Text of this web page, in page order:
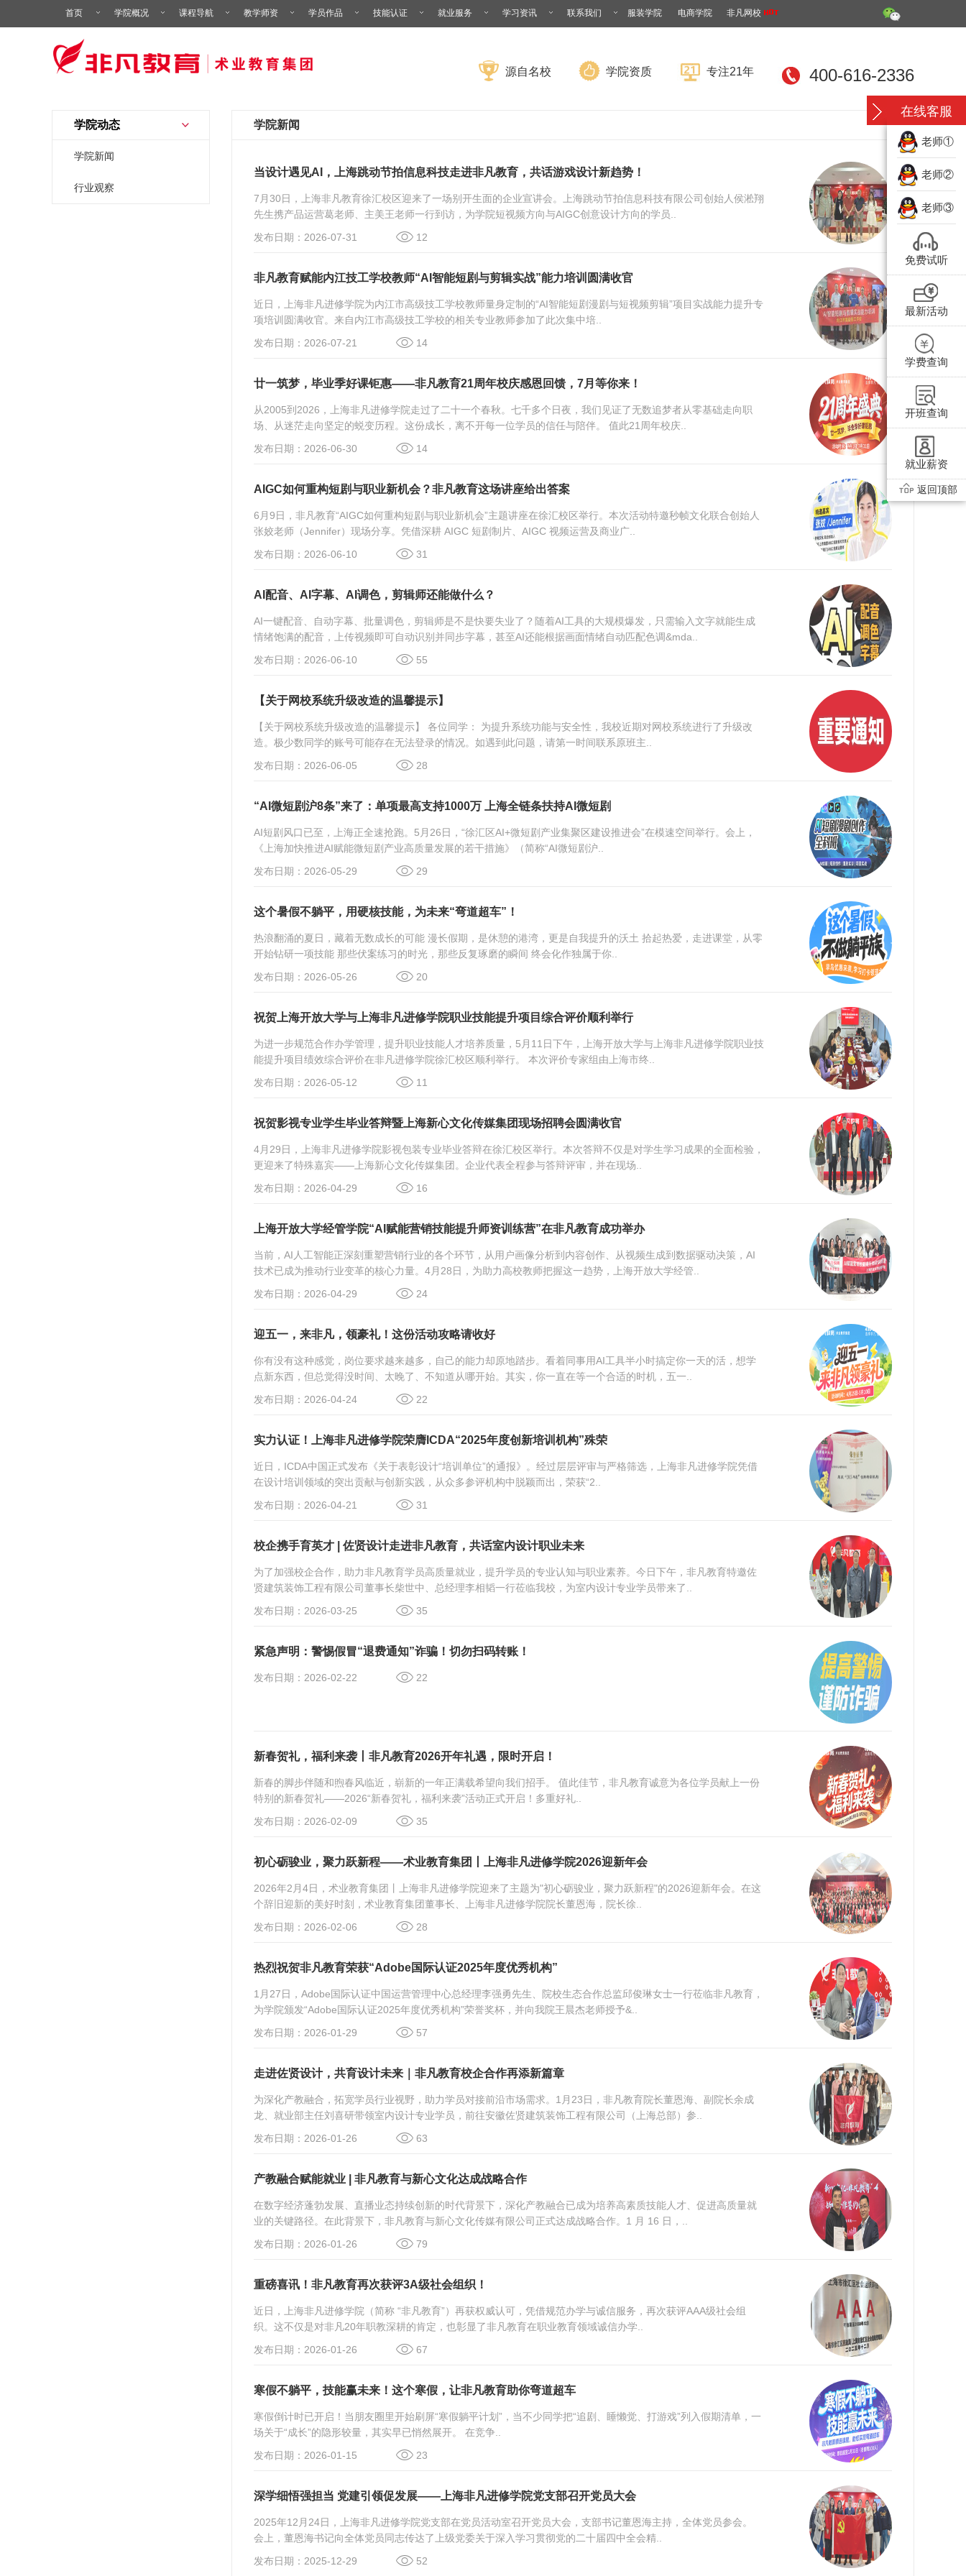
首页 学院概况 课程导航 教学师资 学员作品 技能认证 就业服务 学习资讯 联系我们 服装学院 电商学院 非凡网校
源自名校 学院资质 专注21年 400-616-2336
学院动态
学院新闻
行业观察
学院新闻
当设计遇见AI，上海跳动节拍信息科技走进非凡教育，共话游戏设计新趋势！
7月30日，上海非凡教育徐汇校区迎来了一场别开生面的企业宣讲会。上海跳动节拍信息科技有限公司创始人侯淞翔
先生携产品运营葛老师、主美王老师一行到访，为学院短视频方向与AIGC创意设计方向的学员..
发布日期：2026-07-31
12
非凡教育赋能内江技工学校教师“AI智能短剧与剪辑实战”能力培训圆满收官
近日，上海非凡进修学院为内江市高级技工学校教师量身定制的“AI智能短剧漫剧与短视频剪辑”项目实战能力提升专
项培训圆满收官。来自内江市高级技工学校的相关专业教师参加了此次集中培..
发布日期：2026-07-21
14
廿一筑梦，毕业季好课钜惠——非凡教育21周年校庆感恩回馈，7月等你来！
从2005到2026，上海非凡进修学院走过了二十一个春秋。七千多个日夜，我们见证了无数追梦者从零基础走向职
场、从迷茫走向坚定的蜕变历程。这份成长，离不开每一位学员的信任与陪伴。 值此21周年校庆..
发布日期：2026-06-30
14
AIGC如何重构短剧与职业新机会？非凡教育这场讲座给出答案
6月9日，非凡教育“AIGC如何重构短剧与职业新机会”主题讲座在徐汇校区举行。本次活动特邀秒帧文化联合创始人
张姣老师（Jennifer）现场分享。凭借深耕 AIGC 短剧制片、AIGC 视频运营及商业广..
发布日期：2026-06-10
31
AI配音、AI字幕、AI调色，剪辑师还能做什么？
AI一键配音、自动字幕、批量调色，剪辑师是不是快要失业了？随着AI工具的大规模爆发，只需输入文字就能生成
情绪饱满的配音，上传视频即可自动识别并同步字幕，甚至AI还能根据画面情绪自动匹配色调&mda..
发布日期：2026-06-10
55
【关于网校系统升级改造的温馨提示】
【关于网校系统升级改造的温馨提示】 各位同学： 为提升系统功能与安全性，我校近期对网校系统进行了升级改
造。极少数同学的账号可能存在无法登录的情况。如遇到此问题，请第一时间联系原班主..
发布日期：2026-06-05
28
“AI微短剧沪8条”来了：单项最高支持1000万 上海全链条扶持AI微短剧
AI短剧风口已至，上海正全速抢跑。5月26日，“徐汇区AI+微短剧产业集聚区建设推进会”在模速空间举行。会上，
《上海加快推进AI赋能微短剧产业高质量发展的若干措施》（简称“AI微短剧沪..
发布日期：2026-05-29
29
这个暑假不躺平，用硬核技能，为未来“弯道超车”！
热浪翻涌的夏日，藏着无数成长的可能 漫长假期，是休憩的港湾，更是自我提升的沃土 拾起热爱，走进课堂，从零
开始钻研一项技能 那些伏案练习的时光，那些反复琢磨的瞬间 终会化作独属于你..
发布日期：2026-05-26
20
祝贺上海开放大学与上海非凡进修学院职业技能提升项目综合评价顺利举行
为进一步规范合作办学管理，提升职业技能人才培养质量，5月11日下午，上海开放大学与上海非凡进修学院职业技
能提升项目绩效综合评价在非凡进修学院徐汇校区顺利举行。 本次评价专家组由上海市终..
发布日期：2026-05-12
11
祝贺影视专业学生毕业答辩暨上海新心文化传媒集团现场招聘会圆满收官
4月29日，上海非凡进修学院影视包装专业毕业答辩在徐汇校区举行。本次答辩不仅是对学生学习成果的全面检验，
更迎来了特殊嘉宾——上海新心文化传媒集团。企业代表全程参与答辩评审，并在现场..
发布日期：2026-04-29
16
上海开放大学经管学院“AI赋能营销技能提升师资训练营”在非凡教育成功举办
当前，AI人工智能正深刻重塑营销行业的各个环节，从用户画像分析到内容创作、从视频生成到数据驱动决策，AI
技术已成为推动行业变革的核心力量。4月28日，为助力高校教师把握这一趋势，上海开放大学经管..
发布日期：2026-04-29
24
迎五一，来非凡，领豪礼！这份活动攻略请收好
你有没有这种感觉，岗位要求越来越多，自己的能力却原地踏步。看着同事用AI工具半小时搞定你一天的活，想学
点新东西，但总觉得没时间、太晚了、不知道从哪开始。其实，你一直在等一个合适的时机，五一..
发布日期：2026-04-24
22
实力认证！上海非凡进修学院荣膺ICDA“2025年度创新培训机构”殊荣
近日，ICDA中国正式发布《关于表彰设计“培训单位”的通报》。经过层层评审与严格筛选，上海非凡进修学院凭借
在设计培训领域的突出贡献与创新实践，从众多参评机构中脱颖而出，荣获“2..
发布日期：2026-04-21
31
校企携手育英才 | 佐贤设计走进非凡教育，共话室内设计职业未来
为了加强校企合作，助力非凡教育学员高质量就业，提升学员的专业认知与职业素养。今日下午，非凡教育特邀佐
贤建筑装饰工程有限公司董事长柴世中、总经理李相韬一行莅临我校，为室内设计专业学员带来了..
发布日期：2026-03-25
35
紧急声明：警惕假冒“退费通知”诈骗！切勿扫码转账！
发布日期：2026-02-22 22
新春贺礼，福利来袭丨非凡教育2026开年礼遇，限时开启！
新春的脚步伴随和煦春风临近，崭新的一年正满载希望向我们招手。 值此佳节，非凡教育诚意为各位学员献上一份
特别的新春贺礼——2026“新春贺礼，福利来袭”活动正式开启！多重好礼..
发布日期：2026-02-09
35
初心砺骏业，聚力跃新程——术业教育集团丨上海非凡进修学院2026迎新年会
2026年2月4日，术业教育集团丨上海非凡进修学院迎来了主题为"初心砺骏业，聚力跃新程"的2026迎新年会。在这
个辞旧迎新的美好时刻，术业教育集团董事长、上海非凡进修学院院长董恩海，院长徐..
发布日期：2026-02-06
28
热烈祝贺非凡教育荣获“Adobe国际认证2025年度优秀机构”
1月27日，Adobe国际认证中国运营管理中心总经理李强勇先生、院校生态合作总监邱俊琳女士一行莅临非凡教育，
为学院颁发“Adobe国际认证2025年度优秀机构”荣誉奖杯，并向我院王晨杰老师授予&..
发布日期：2026-01-29
57
走进佐贤设计，共育设计未来｜非凡教育校企合作再添新篇章
为深化产教融合，拓宽学员行业视野，助力学员对接前沿市场需求。1月23日，非凡教育院长董恩海、副院长余成
龙、就业部主任刘喜研带领室内设计专业学员，前往安徽佐贤建筑装饰工程有限公司（上海总部）参..
发布日期：2026-01-26
63
产教融合赋能就业 | 非凡教育与新心文化达成战略合作
在数字经济蓬勃发展、直播业态持续创新的时代背景下，深化产教融合已成为培养高素质技能人才、促进高质量就
业的关键路径。在此背景下，非凡教育与新心文化传媒有限公司正式达成战略合作。1 月 16 日，..
发布日期：2026-01-26
79
重磅喜讯！非凡教育再次获评3A级社会组织！
近日，上海非凡进修学院（简称 “非凡教育”）再获权威认可，凭借规范办学与诚信服务，再次获评AAA级社会组
织。这不仅是对非凡20年职教深耕的肯定，也彰显了非凡教育在职业教育领域诚信办学..
发布日期：2026-01-26
67
寒假不躺平，技能赢未来！这个寒假，让非凡教育助你弯道超车
寒假倒计时已开启！当朋友圈里开始刷屏“寒假躺平计划”，当不少同学把“追剧、睡懒觉、打游戏”列入假期清单，一
场关于“成长”的隐形较量，其实早已悄然展开。 在竞争..
发布日期：2026-01-15
23
深学细悟强担当 党建引领促发展——上海非凡进修学院党支部召开党员大会
2025年12月24日，上海非凡进修学院党支部在党员活动室召开党员大会，支部书记董恩海主持，全体党员参会。
会上，董恩海书记向全体党员同志传达了上级党委关于深入学习贯彻党的二十届四中全会精..
发布日期：2025-12-29
52
在线客服
老师①
老师②
老师③
免费试听
最新活动
学费查询
开班查询
就业薪资
返回顶部